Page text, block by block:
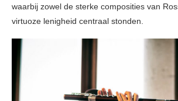
waarbij zowel de sterke composities van
virtuoze lenigheid centraal stonden.